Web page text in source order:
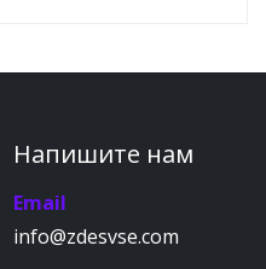
Напишите нам
Email
info@zdesvse.com